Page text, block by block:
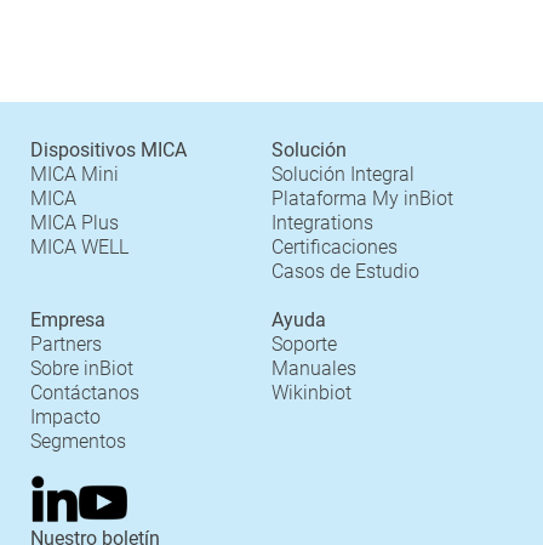
Dispositivos MICA
MICA Mini
MICA
MICA Plus
MICA WELL
Solución
Solución Integral
Plataforma My inBiot
Integrations
Certificaciones
Casos de Estudio
Empresa
Partners
Sobre inBiot
Contáctanos
Impacto
Segmentos
Ayuda
Soporte
Manuales
Wikinbiot
Nuestro boletín